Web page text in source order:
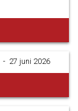
­ - ­ 27 juni 2026